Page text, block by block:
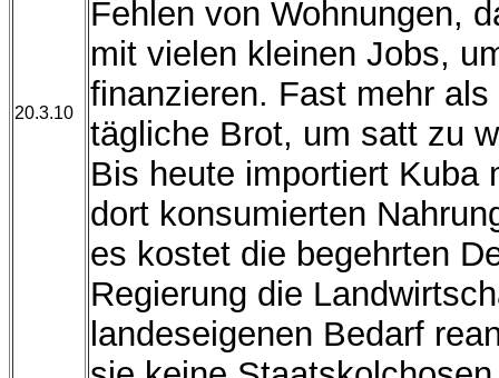
20.3.10
Fehlen von Wohnungen,
mit vielen kleinen Jobs,
finanzieren. Fast mehr
tägliche Brot, um satt zu
Bis heute importiert Kuba
dort konsumierten
es kostet die begehrten
Regierung die
landeseigenen Bedarf